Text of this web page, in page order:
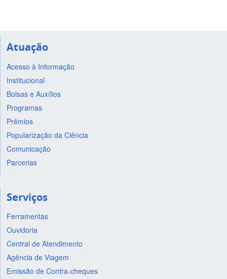
Atuação
Acesso à Informação
Institucional
Bolsas e Auxílios
Programas
Prêmios
Popularização da Ciência
Comunicação
Parcerias
Serviços
Ferramentas
Ouvidoria
Central de Atendimento
Agência de Viagem
Emissão de Contra-cheques